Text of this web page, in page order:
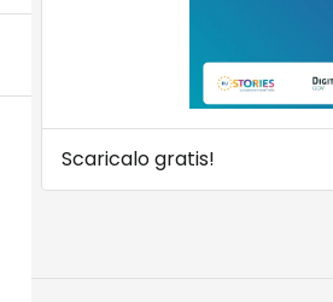
Scaricalo gratis!